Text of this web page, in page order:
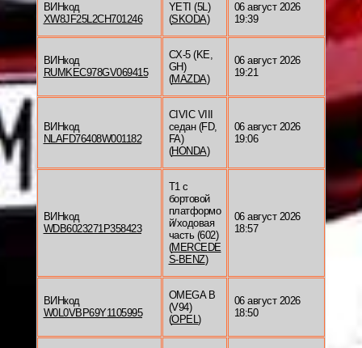
ВИНкод
XW8JF25L2CH701246
YETI (5L)
(SKODA)
06 август 2026
19:39
ВИНкод
RUMKEC978GV069415
CX-5 (KE,
GH)
(MAZDA)
06 август 2026
19:21
ВИНкод
NLAFD76408W001182
CIVIC VIII
седан (FD,
FA)
(HONDA)
06 август 2026
19:06
ВИНкод
WDB6023271P358423
T1 c
бортовой
платформо
й/ходовая
часть (602)
(MERCEDE
S-BENZ)
06 август 2026
18:57
ВИНкод
W0L0VBP69Y1105995
OMEGA B
(V94)
(OPEL)
06 август 2026
18:50